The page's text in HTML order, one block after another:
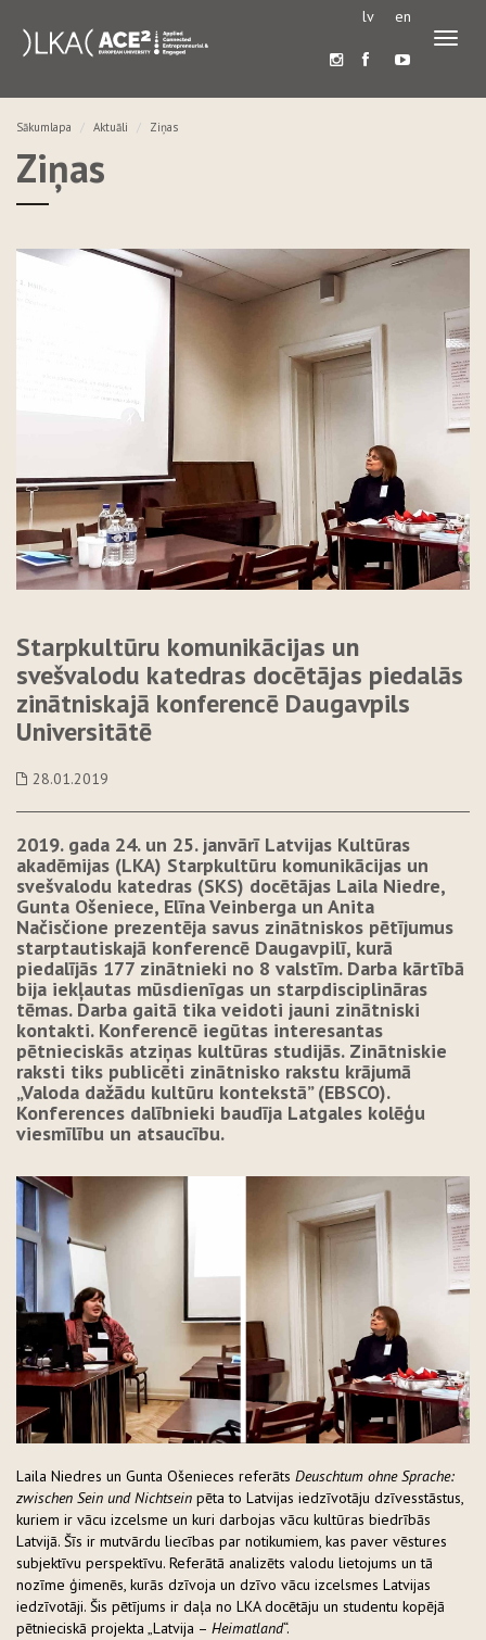
lv en
Sākumlapa Aktuāli Ziņas
Ziņas
Starpkultūru komunikācijas un
svešvalodu katedras docētājas piedalās
zinātniskajā konferencē Daugavpils
Universitātē
28.01.2019
2019. gada 24. un 25. janvārī Latvijas Kultūras
akadēmijas (LKA) Starpkultūru komunikācijas un
svešvalodu katedras (SKS) docētājas Laila Niedre,
Gunta Ošeniece, Elīna Veinberga un Anita
Načisčione prezentēja savus zinātniskos pētījumus
starptautiskajā konferencē Daugavpilī, kurā
piedalījās 177 zinātnieki no 8 valstīm. Darba kārtībā
bija iekļautas mūsdienīgas un starpdisciplināras
tēmas. Darba gaitā tika veidoti jauni zinātniski
kontakti. Konferencē iegūtas interesantas
pētnieciskās atziņas kultūras studijās. Zinātniskie
raksti tiks publicēti zinātnisko rakstu krājumā
„Valoda dažādu kultūru kontekstā” (EBSCO).
Konferences dalībnieki baudīja Latgales kolēģu
viesmīlību un atsaucību.
Laila Niedres un Gunta Ošenieces referāts Deuschtum ohne Sprache:
zwischen Sein und Nichtsein pēta to Latvijas iedzīvotāju dzīvesstāstus,
kuriem ir vācu izcelsme un kuri darbojas vācu kultūras biedrībās
Latvijā. Šīs ir mutvārdu liecības par notikumiem, kas paver vēstures
subjektīvu perspektīvu. Referātā analizēts valodu lietojums un tā
nozīme ģimenēs, kurās dzīvoja un dzīvo vācu izcelsmes Latvijas
iedzīvotāji. Šis pētījums ir daļa no LKA docētāju un studentu kopējā
pētnieciskā projekta „Latvija – Heimatland“.